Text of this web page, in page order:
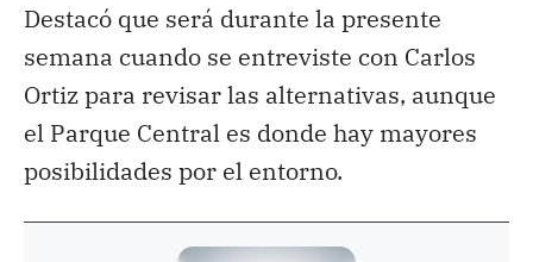
Destacó que será durante la presente
semana cuando se entreviste con Carlos
Ortiz para revisar las alternativas, aunque
el Parque Central es donde hay mayores
posibilidades por el entorno.